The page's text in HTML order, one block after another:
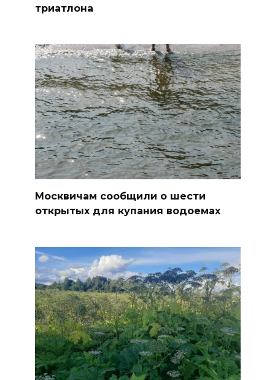
триатлона
Москвичам сообщили о шести
открытых для купания водоемах